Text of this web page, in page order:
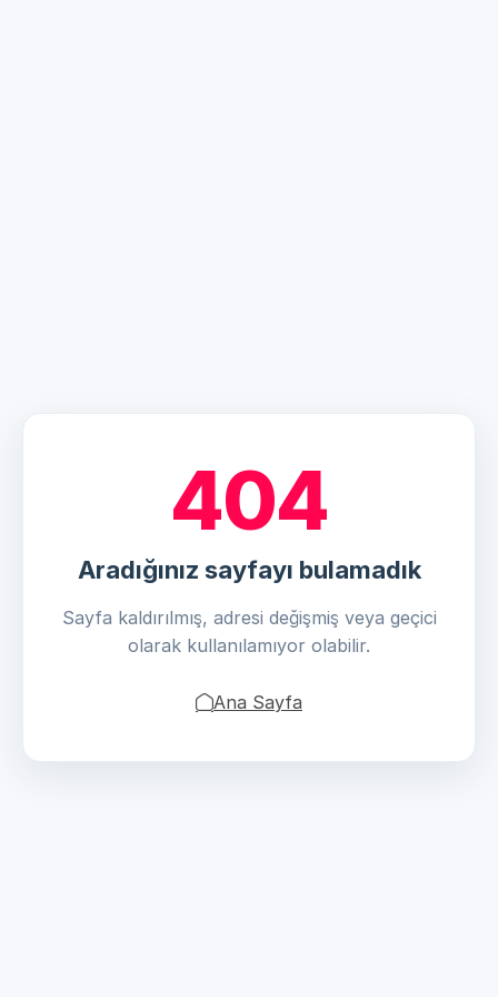
404
Aradığınız sayfayı bulamadık
Sayfa kaldırılmış, adresi değişmiş veya geçici
olarak kullanılamıyor olabilir.
Ana Sayfa